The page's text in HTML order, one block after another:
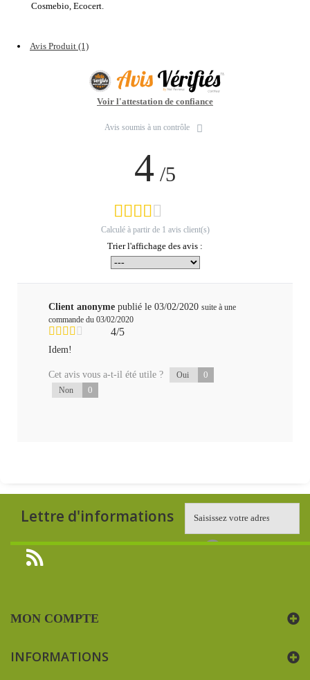
Cosmebio, Ecocert.
Avis Produit (1)
Voir l'attestation de confiance
Avis soumis à un contrôle
4 /5
Calculé à partir de 1 avis client(s)
Trier l'affichage des avis :
Client anonyme publié le 03/02/2020 suite à une
commande du 03/02/2020
4/5
Idem!
Cet avis vous a-t-il été utile ? Oui 0
Non 0
Lettre d'informations
MON COMPTE
INFORMATIONS